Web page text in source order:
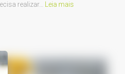
realizar…
Leia mais